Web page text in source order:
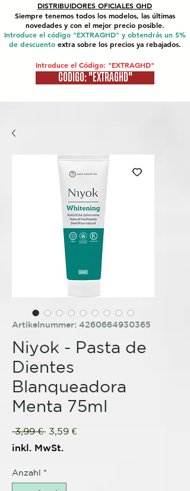
DISTRIBUIDORES OFICIALES GHD
Siempre tenemos todos los modelos, las últimas
novedades y con el mejor precio posible.
Introduce el código "EXTRAGHD" y obtendrás un 5%
de descuento extra sobre los precios ya rebajados.
Introduce el Código: "EXTRAGHD"
CÓDIGO: "EXTRAGHD"
Artikelnummer: 4260664930365
Niyok - Pasta de
Dientes
Blanqueadora
Menta 75ml
3,99 € Standardpreis
3,59 €Sale-
inkl. MwSt.
Anzahl *